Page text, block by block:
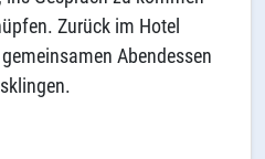
Zurück im Hotel
Abendessen